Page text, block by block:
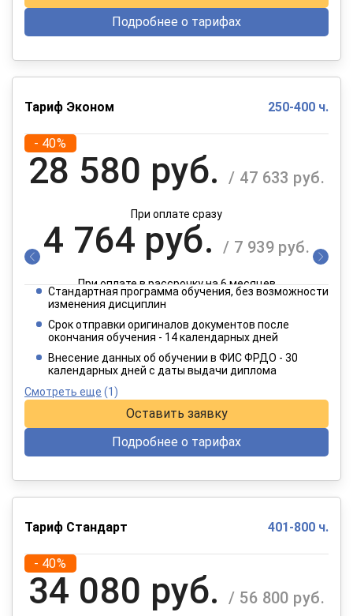
Подробнее о тарифах
Тариф Эконом 250-400 ч.
- 40%
28 580 руб. / 47 633 руб.
При оплате сразу
4 764 руб. / 7 939 руб.
При оплате в рассрочку на 6 месяцев
2 382 руб.
При оплате в рассрочку на 12 месяцев
Стандартная программа обучения, без возможности
изменения дисциплин
Срок отправки оригиналов документов после
окончания обучения - 14 календарных дней
Внесение данных об обучении в ФИС ФРДО - 30
календарных дней с даты выдачи диплома
Смотреть еще (1)
Оставить заявку
Подробнее о тарифах
Тариф Стандарт 401-800 ч.
- 40%
34 080 руб. / 56 800 руб.